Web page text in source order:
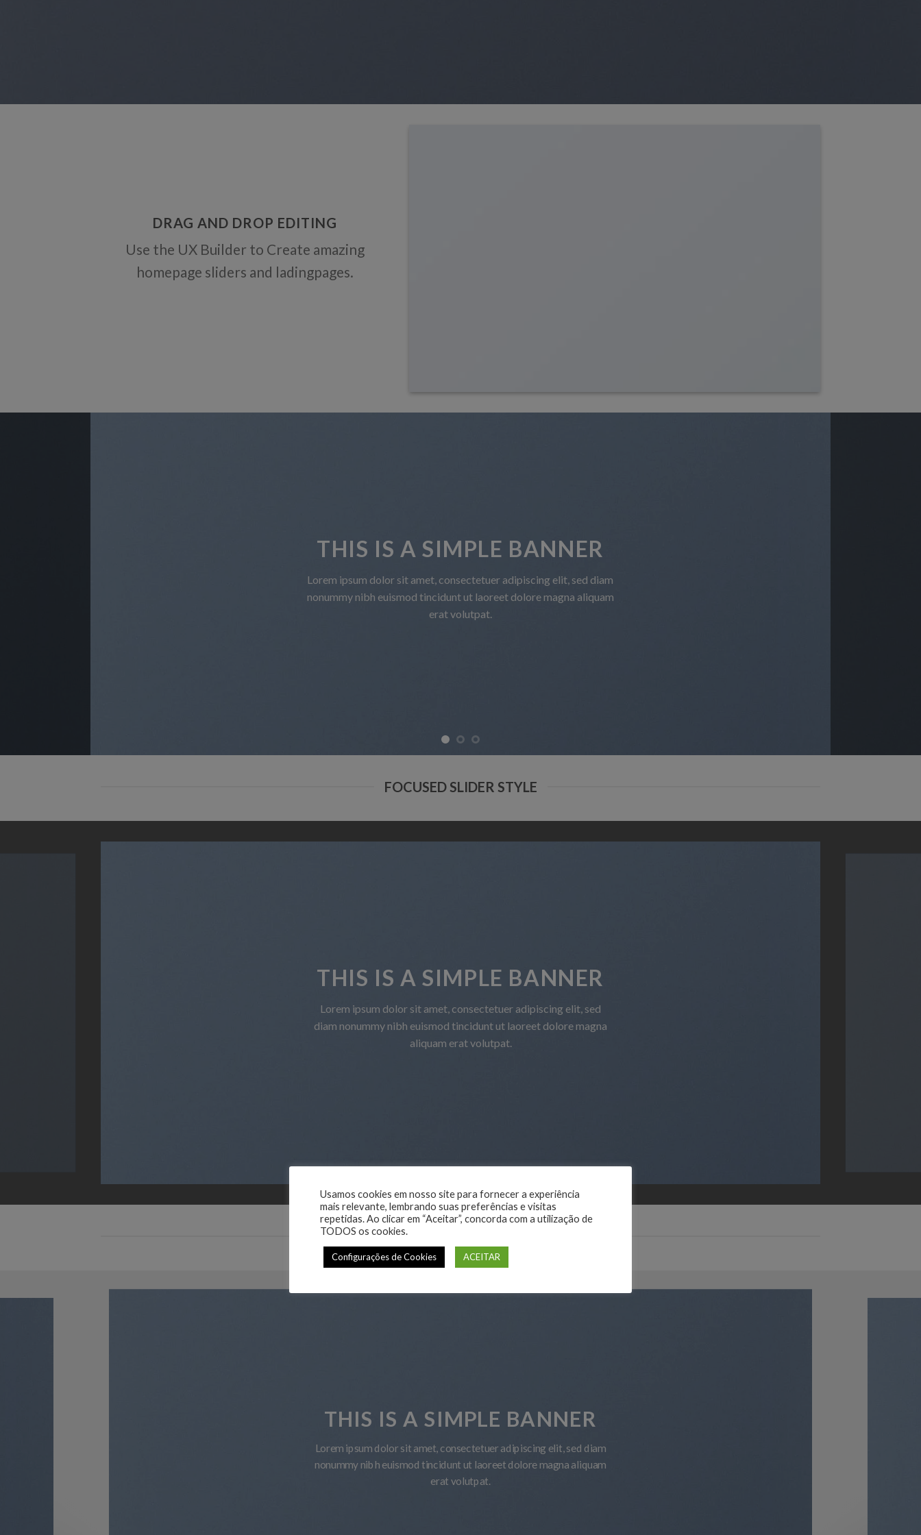
DRAG AND DROP EDITING
Use the UX Builder to Create amazing
homepage sliders and ladingpages.
THIS IS A SIMPLE BANNER
Lorem ipsum dolor sit amet, consectetuer adipiscing elit, sed diam
nonummy nibh euismod tincidunt ut laoreet dolore magna aliquam
FOCUSED SLIDER STYLE
THIS IS A SIMPLE BANNER
Lorem ipsum dolor sit amet, consectetuer adipiscing elit, sed
diam nonummy nibh euismod tincidunt ut laoreet dolore magna
SHADOW SLIDE STYLE
THIS IS A SIMPLE BANNER
Lorem ipsum dolor sit amet, consectetuer adipiscing elit, sed diam
nonummy nibh euismod tincidunt ut laoreet dolore magna aliquam
Usamos cookies em nosso site para fornecer a experiência
mais relevante, lembrando suas preferências e visitas
repetidas. Ao clicar em “Aceitar”, concorda com a utilização de
TODOS os cookies.
Configurações de Cookies ACEITAR